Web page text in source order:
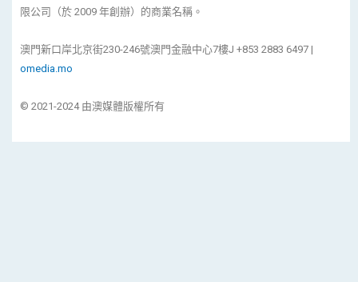
限公司（於 2009 年創辦）的商業名稱。
澳門新口岸北京街230-246號澳門金融中心7樓J +853 2883 6497 |
omedia.mo
© 2021-2024 由澳媒體版權所有